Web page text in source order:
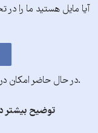
آیا مایل هستید ما را
.در حال حاضر امکان
توضیح بیشتر